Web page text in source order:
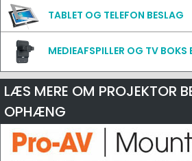
TABLET OG TELEFON BESLAG
MEDIEAFSPILLER OG TV BOKS
LÆS MERE OM PROJEKTOR
OPHÆNG